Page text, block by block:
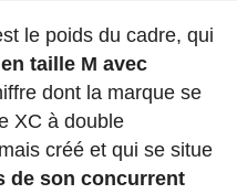
le poids du cadre, qui
taille M avec
dont la marque se
XC à double
créé et qui se situe
de son concurrent